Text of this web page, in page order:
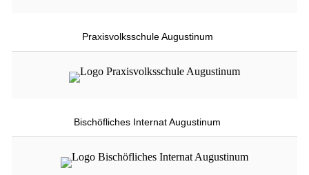
Praxisvolksschule Augustinum
Bischöfliches Internat Augustinum